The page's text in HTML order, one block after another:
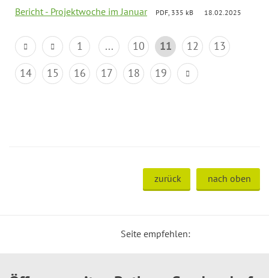
Bericht - Projektwoche im Januar PDF, 335 kB 18.02.2025
1 ... 10 11 12
13
14
15 16 17 18 19
zurück nach oben
Seite empfehlen: